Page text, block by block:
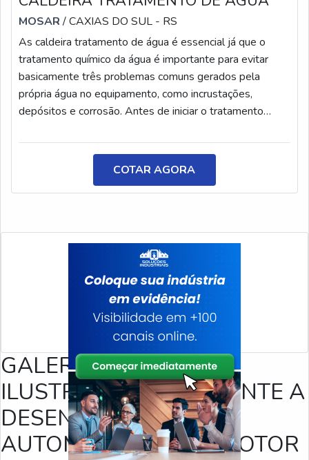
MOSAR/ CAXIAS DO SUL - RS
As caldeira tratamento de água é essencial já que o
tratamento químico da água é importante para evitar
basicamente três problemas comuns gerados pela
própria água no equipamento, como incrustações,
depósitos e corrosão. Antes de iniciar o tratamento
características, tanto da caldeira e regime operacional
quanto da qualidade da água a ser usada
nela.CONHEÇA MELHOR A CALDEIRA Para o
tratamento é necessário a utilização dos melhores
COTAR AGORA
GALERIA DE IMAGENS
ILUSTRATIVAS REFERENTE A
DESENGRAXANTE
AUTOMOTIVO PARA MOTOR